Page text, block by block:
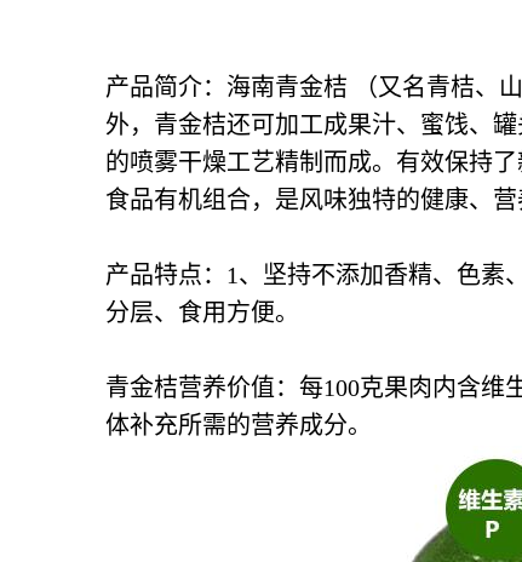
产品简介：海南青金桔 （又名青桔、
外，青金桔还可加工成果汁、蜜饯、
的喷雾干燥工艺精制而成。有效保持
食品有机组合，是风味独特的健康、营
产品特点：1、坚持不添加香精、色素
分层、食用方便。
青金桔营养价值：每100克果肉内含维
体补充所需的营养成分。